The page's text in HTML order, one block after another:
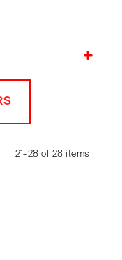
21–28 of 28 items